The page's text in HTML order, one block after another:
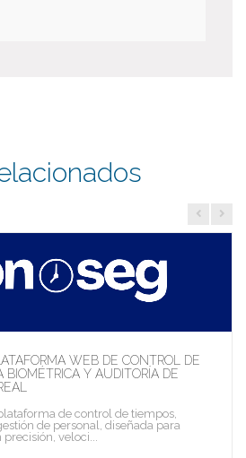
WEB DE CONTROL DE
Y AUDITORÍA DE
de control de tiempos,
de personal, diseñada para
veloci...